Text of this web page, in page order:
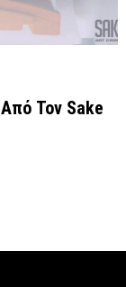
Τον Sake